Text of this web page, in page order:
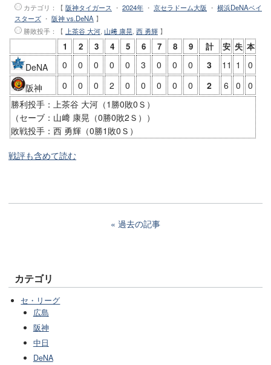
カテゴリ：【 阪神タイガース ・ 2024年 ・ 京セラドーム大阪 ・ 横浜DeNAベイ
スターズ ・ 阪神 vs.DeNA 】
勝敗投手 ：【 上茶谷 大河 山﨑 康晃 西 勇輝 】
1 2 3 4 5 6 7 8 9 計 安 失 本
DeNA 0 0 0 0 0 3 0 0 0 3 11 1
0
阪神
0 0 0 2 0 0 0 0 0 2 6 0
0
勝利投手：上茶谷 大河（1勝0敗0Ｓ）
（セーブ：山﨑 康晃（0勝0敗2Ｓ））
敗戦投手：西 勇輝（0勝1敗0Ｓ）
戦評も含めて読む
過去の記事
カテゴリ
セ・リーグ
広島
阪神
中日
DeNA